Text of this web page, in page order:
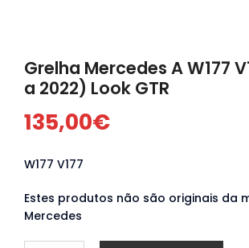
Loja Virtual 360º
Grelha Mercedes A W177
a 2022) Look GTR
135,00€
W177 V177
Estes produtos não são originais da
Mercedes